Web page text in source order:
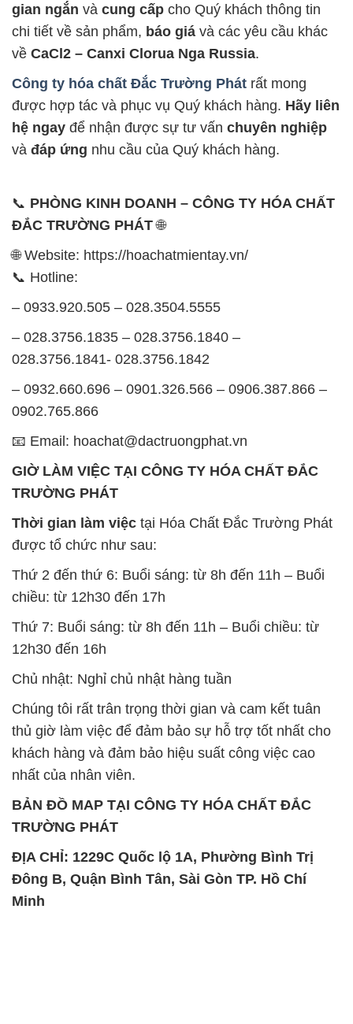
gian ngắn và cung cấp cho Quý khách thông tin
chi tiết về sản phẩm, báo giá và các yêu cầu khác
về CaCl2 – Canxi Clorua Nga Russia.
Công ty hóa chất Đắc Trường Phát rất mong
được hợp tác và phục vụ Quý khách hàng. Hãy liên
hệ ngay để nhận được sự tư vấn chuyên nghiệp
và đáp ứng nhu cầu của Quý khách hàng.
📞 PHÒNG KINH DOANH – CÔNG TY HÓA CHẤT
ĐẮC TRƯỜNG PHÁT🌐
🌐 Website: https://hoachatmientay.vn/
📞 Hotline:
– 0933.920.505 – 028.3504.5555
– 028.3756.1835 – 028.3756.1840 –
028.3756.1841- 028.3756.1842
– 0932.660.696 – 0901.326.566 – 0906.387.866 –
0902.765.866
📧 Email: hoachat@dactruongphat.vn
GIỜ LÀM VIỆC TẠI CÔNG TY HÓA CHẤT ĐẮC
TRƯỜNG PHÁT
Thời gian làm việc tại Hóa Chất Đắc Trường Phát
được tổ chức như sau:
Thứ 2 đến thứ 6: Buổi sáng: từ 8h đến 11h – Buổi
chiều: từ 12h30 đến 17h
Thứ 7: Buổi sáng: từ 8h đến 11h – Buổi chiều: từ
12h30 đến 16h
Chủ nhật: Nghỉ chủ nhật hàng tuần
Chúng tôi rất trân trọng thời gian và cam kết tuân
thủ giờ làm việc để đảm bảo sự hỗ trợ tốt nhất cho
khách hàng và đảm bảo hiệu suất công việc cao
nhất của nhân viên.
BẢN ĐỒ MAP TẠI CÔNG TY HÓA CHẤT ĐẮC
TRƯỜNG PHÁT
ĐỊA CHỈ: 1229C Quốc lộ 1A, Phường Bình Trị
Đông B, Quận Bình Tân, Sài Gòn TP. Hồ Chí
Minh